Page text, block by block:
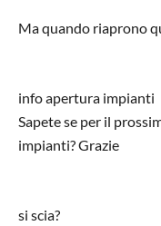
Ma quando riaprono
info apertura impianti
Sapete se per il
impianti? Grazie
si scia?